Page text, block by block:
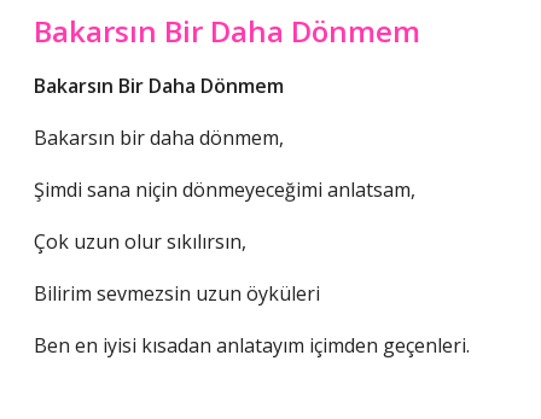
Bakarsın Bir Daha Dönmem
Bakarsın Bir Daha Dönmem
Bakarsın bir daha dönmem,
Şimdi sana niçin dönmeyeceğimi anlatsam,
Çok uzun olur sıkılırsın,
Bilirim sevmezsin uzun öyküleri
Ben en iyisi kısadan anlatayım içimden geçenleri.